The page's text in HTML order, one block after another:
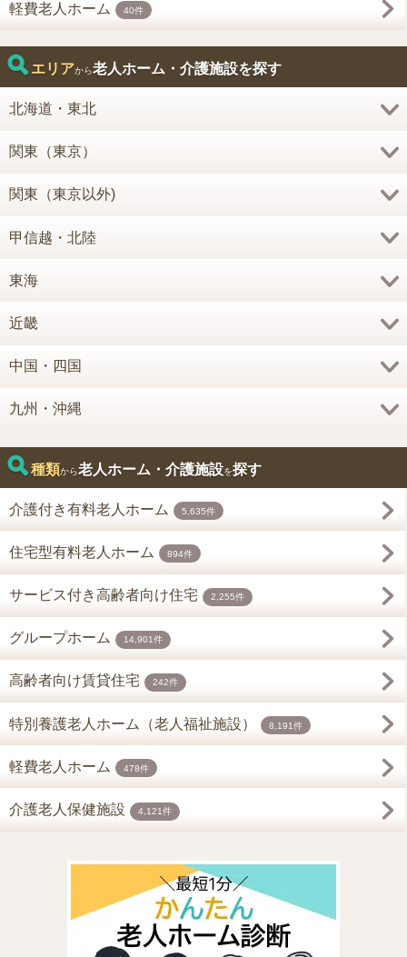
軽費老人ホーム 40件
エリアから老人ホーム・介護施設を探す
北海道・東北
関東（東京）
関東（東京以外)
甲信越・北陸
東海
近畿
中国・四国
九州・沖縄
種類から老人ホーム・介護施設を探す
介護付き有料老人ホーム 5,635件
住宅型有料老人ホーム 894件
サービス付き高齢者向け住宅 2,255件
グループホーム 14,901件
高齢者向け賃貸住宅 242件
特別養護老人ホーム（老人福祉施設） 8,191件
軽費老人ホーム 478件
介護老人保健施設 4,121件